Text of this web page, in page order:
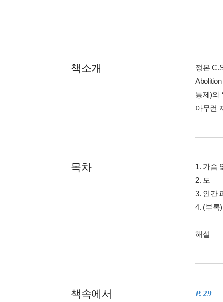
책소개
정본
통제)와
아무런
목차
1. 가슴
2. 도
3. 인간
4. (부록
해설
책속에서 P. 29